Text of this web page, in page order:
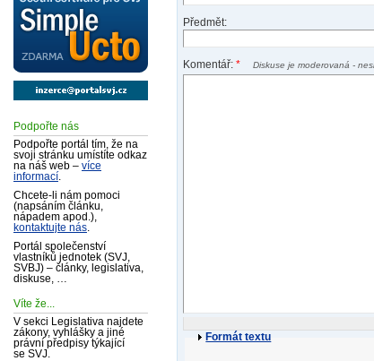
Podpořte nás
Podpořte portál tím, že na
svoji stránku umístíte odkaz
na náš web – více
informací
Chcete-li nám pomoci
(napsáním článku,
nápadem apod.),
kontaktujte nás
Portál společenství
vlastníků jednotek (SVJ,
SVBJ) – články, legislativa,
diskuse, …
Víte že...
V sekci Legislativa najdete
zákony, vyhlášky a jiné
právní předpisy týkající
se SVJ.
Předmět:
Komentář:* Diskuse je moderovaná -
Formát textu